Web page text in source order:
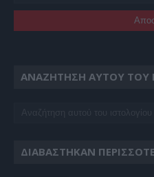
ΑΝΑΖΉΤΗΣΗ ΑΥΤΟΎ ΤΟΥ
ΔΙΑΒΆΣΤΗΚΑΝ